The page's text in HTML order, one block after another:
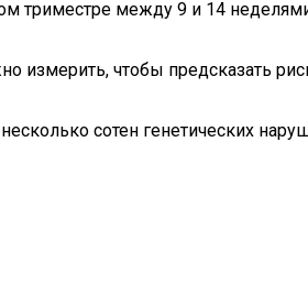
триместре между 9 и 14
измерить, чтобы предсказать
сотен генетических